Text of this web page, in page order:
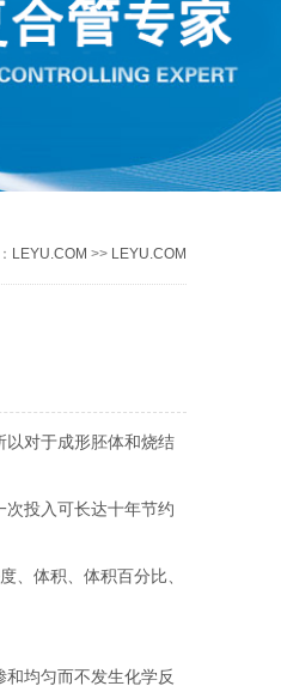
LEYU.COM >> LEYU.COM
对于成形胚体和烧结
投入可长达十年节约
体积、体积百分比、
均匀而不发生化学反